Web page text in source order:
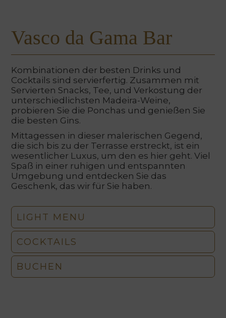
Vasco da Gama Bar
Kombinationen der besten Drinks und
Cocktails sind servierfertig. Zusammen mit
Servierten Snacks, Tee, und Verkostung der
unterschiedlichsten Madeira-Weine,
probieren Sie die Ponchas und genießen Sie
die besten Gins.
Mittagessen in dieser malerischen Gegend,
die sich bis zu der Terrasse erstreckt, ist ein
wesentlicher Luxus, um den es hier geht. Viel
Spaß in einer ruhigen und entspannten
Umgebung und entdecken Sie das
Geschenk, das wir für Sie haben.
LIGHT MENU
COCKTAILS
BUCHEN